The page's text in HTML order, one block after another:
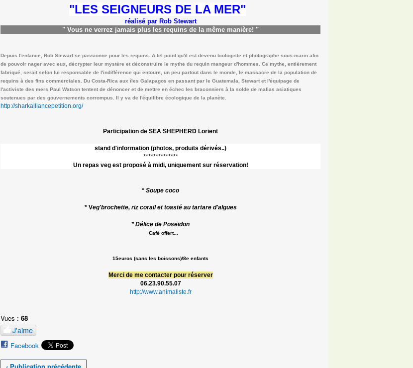
"LES SEIGNEURS DE LA MER"
réalisé par Rob Stewart
" Vous ne verrez jamais plus les requins de la même manière! "
Depuis l'enfance, Rob Stewart se passionne pour les requins. A tel point qu'il est devenu biologiste et photographe sous-marin afin
de pouvoir nager avec eux, décrypter leur mystère et déconstruire le mythe du requin mangeur d'hommes. Ce mythe, entièrement
fabriqué, serait selon lui responsable de l'indifférence qui entoure, un peu partout dans le monde, le massacre de la population de
requins à des fins commerciales. Du Costa-Rica aux îles Galapagos en passant par le Guatemala, Stewart et l'équipage de
l'activiste des mers Paul Watson tentent de dénoncer et de mettre en échec les braconniers à la solde de mafias asiatiques
soutenues par des gouvernements corrompus. Il y va de l'équilibre écologique de la planète
http://sharkalliancepetition.org/
Participation de SEA SHEPHERD Lorient
stand d'information (photos, produits dérivés..)
**************
Un repas veg est proposé à midi, uniquement sur réservation!
* Soupe coco
* Veg'brochette, riz corail et toasté au tartare d'algues
* Délice de Poseïdon
Café offert...
15euros (sans les boissons)/8e enfants
Merci de me contacter pour réserver
06.23.90.55.07
http://www.animaliste.fr
Vues : 68
J'aime
Facebook